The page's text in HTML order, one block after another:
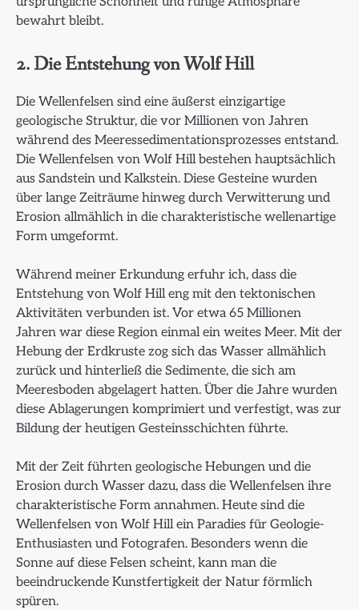
bewahrt bleibt.
2. Die Entstehung von Wolf Hill
Die Wellenfelsen sind eine äußerst einzigartige
geologische Struktur, die vor Millionen von Jahren
während des Meeressedimentationsprozesses entstand.
Die Wellenfelsen von Wolf Hill bestehen hauptsächlich
aus Sandstein und Kalkstein. Diese Gesteine wurden
über lange Zeiträume hinweg durch Verwitterung und
Erosion allmählich in die charakteristische wellenartige
Form umgeformt.
Während meiner Erkundung erfuhr ich, dass die
Entstehung von Wolf Hill eng mit den tektonischen
Aktivitäten verbunden ist. Vor etwa 65 Millionen
Jahren war diese Region einmal ein weites Meer. Mit der
Hebung der Erdkruste zog sich das Wasser allmählich
zurück und hinterließ die Sedimente, die sich am
Meeresboden abgelagert hatten. Über die Jahre wurden
diese Ablagerungen komprimiert und verfestigt, was zur
Bildung der heutigen Gesteinsschichten führte.
Mit der Zeit führten geologische Hebungen und die
Erosion durch Wasser dazu, dass die Wellenfelsen ihre
charakteristische Form annahmen. Heute sind die
Wellenfelsen von Wolf Hill ein Paradies für Geologie-
Enthusiasten und Fotografen. Besonders wenn die
Sonne auf diese Felsen scheint, kann man die
beeindruckende Kunstfertigkeit der Natur förmlich
spüren.